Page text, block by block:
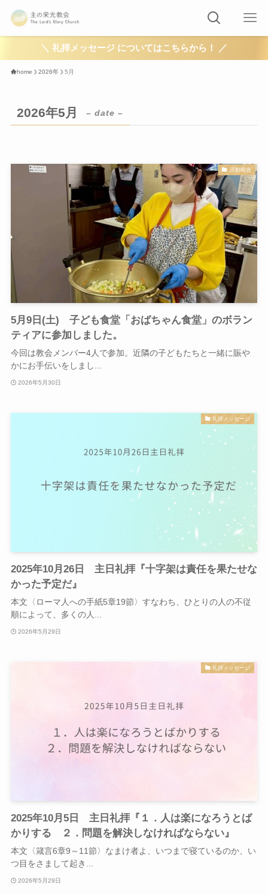
＼ 礼拝メッセージ についてはこちらから！ ／
home 2026年 5月
2026年5月 – date –
活動報告
5月9日(土) 子ども食堂「おばちゃん食堂」のボラン
ティアに参加しました。
今回は教会メンバー4人で参加。近隣の子どもたちと一緒に賑や
かにお手伝いをしまし...
2026年5月30日
礼拝メッセージ
2025年10月26日 主日礼拝『十字架は責任を果たせな
かった予定だ』
本文〈ローマ人への手紙5章19節〉すなわち、ひとりの人の不従
順によって、多くの人...
2026年5月29日
礼拝メッセージ
2025年10月5日 主日礼拝『１．人は楽になろうとば
かりする ２．問題を解決しなければならない』
本文〈箴言6章9～11節〉なまけ者よ、いつまで寝ているのか、い
つ目をさまして起き...
2026年5月29日